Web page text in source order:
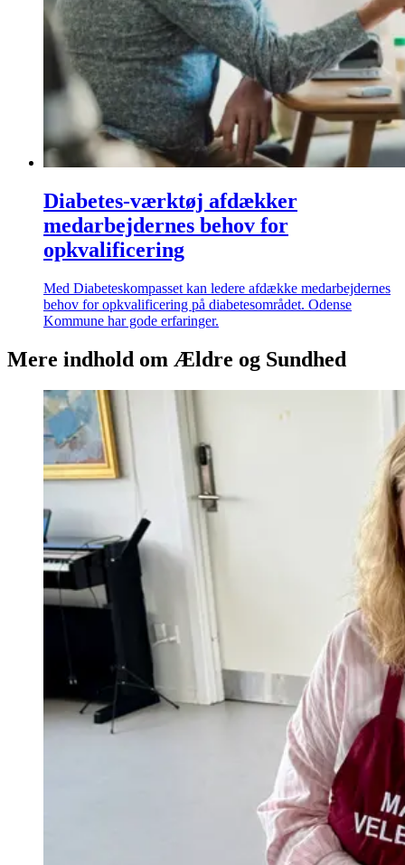
Diabetes-værktøj afdækker
medarbejdernes behov for
opkvalificering
Med Diabeteskompasset kan ledere afdække medarbejdernes
behov for opkvalificering på diabetesområdet. Odense
Kommune har gode erfaringer.
Mere indhold om Ældre og Sundhed